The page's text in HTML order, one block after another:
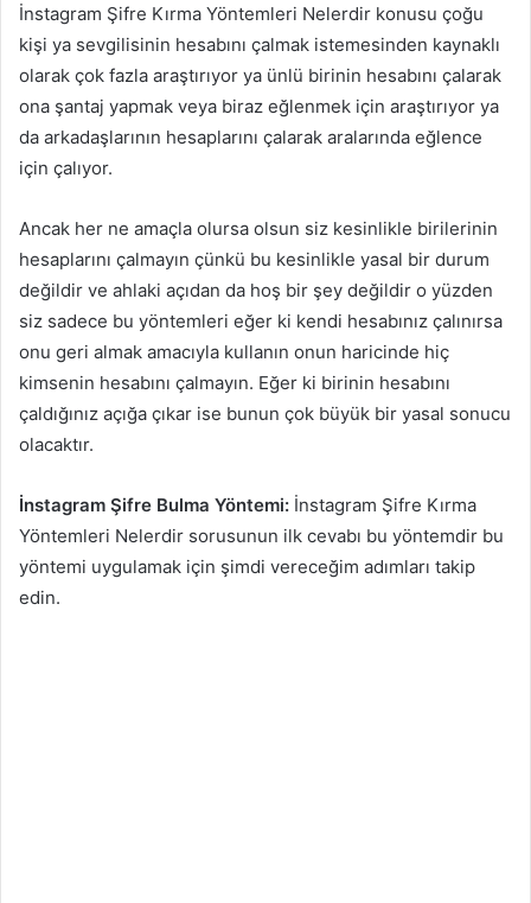
İnstagram Şifre Kırma Yöntemleri Nelerdir konusu çoğu
kişi ya sevgilisinin hesabını çalmak istemesinden kaynaklı
olarak çok fazla araştırıyor ya ünlü birinin hesabını çalarak
ona şantaj yapmak veya biraz eğlenmek için araştırıyor ya
da arkadaşlarının hesaplarını çalarak aralarında eğlence
için çalıyor.
Ancak her ne amaçla olursa olsun siz kesinlikle birilerinin
hesaplarını çalmayın çünkü bu kesinlikle yasal bir durum
değildir ve ahlaki açıdan da hoş bir şey değildir o yüzden
siz sadece bu yöntemleri eğer ki kendi hesabınız çalınırsa
onu geri almak amacıyla kullanın onun haricinde hiç
kimsenin hesabını çalmayın. Eğer ki birinin hesabını
çaldığınız açığa çıkar ise bunun çok büyük bir yasal sonucu
olacaktır.
İnstagram Şifre Bulma Yöntemi: İnstagram Şifre Kırma
Yöntemleri Nelerdir sorusunun ilk cevabı bu yöntemdir bu
yöntemi uygulamak için şimdi vereceğim adımları takip
edin.